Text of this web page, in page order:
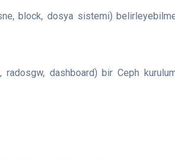
block, dosya sistemi)
dashboard) bir Ceph